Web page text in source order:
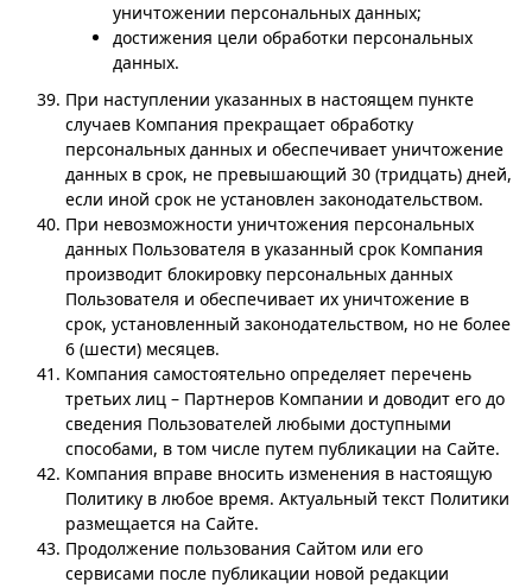
уничтожении персональных данных;
достижения цели обработки персональных
данных.
При наступлении указанных в настоящем пункте
случаев Компания прекращает обработку
персональных данных и обеспечивает уничтожение
данных в срок, не превышающий 30 (тридцать) дней,
если иной срок не установлен законодательством.
При невозможности уничтожения персональных
данных Пользователя в указанный срок Компания
производит блокировку персональных данных
Пользователя и обеспечивает их уничтожение в
срок, установленный законодательством, но не более
6 (шести) месяцев.
Компания самостоятельно определяет перечень
третьих лиц – Партнеров Компании и доводит его до
сведения Пользователей любыми доступными
способами, в том числе путем публикации на Сайте.
Компания вправе вносить изменения в настоящую
Политику в любое время. Актуальный текст Политики
размещается на Сайте.
Продолжение пользования Сайтом или его
сервисами после публикации новой редакции